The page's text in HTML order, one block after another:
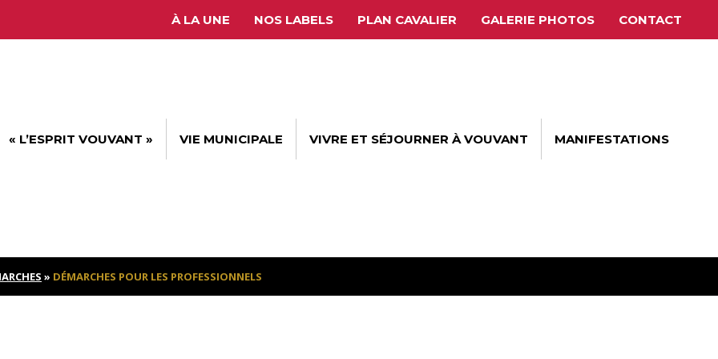
À LA UNE NOS LABELS PLAN CAVALIER GALERIE PHOTOS CONTACT
« L’ESPRIT VOUVANT » VIE MUNICIPALE VIVRE ET SÉJOURNER À VOUVANT MANIFESTATIONS
» DÉMARCHES POUR LES PROFESSIONNELS